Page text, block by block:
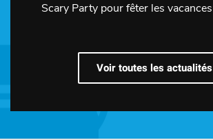
Scary Party pour fêter les vacances
Voir toutes les actualités